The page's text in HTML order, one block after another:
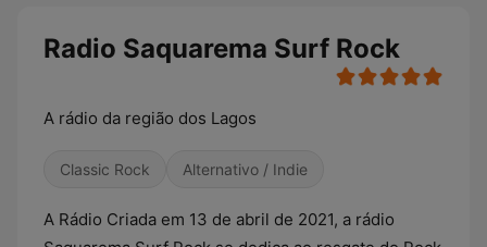
Radio Saquarema Surf Rock
A rádio da região dos Lagos
Classic Rock Alternativo / Indie
A Rádio Criada em 13 de abril de 2021, a rádio